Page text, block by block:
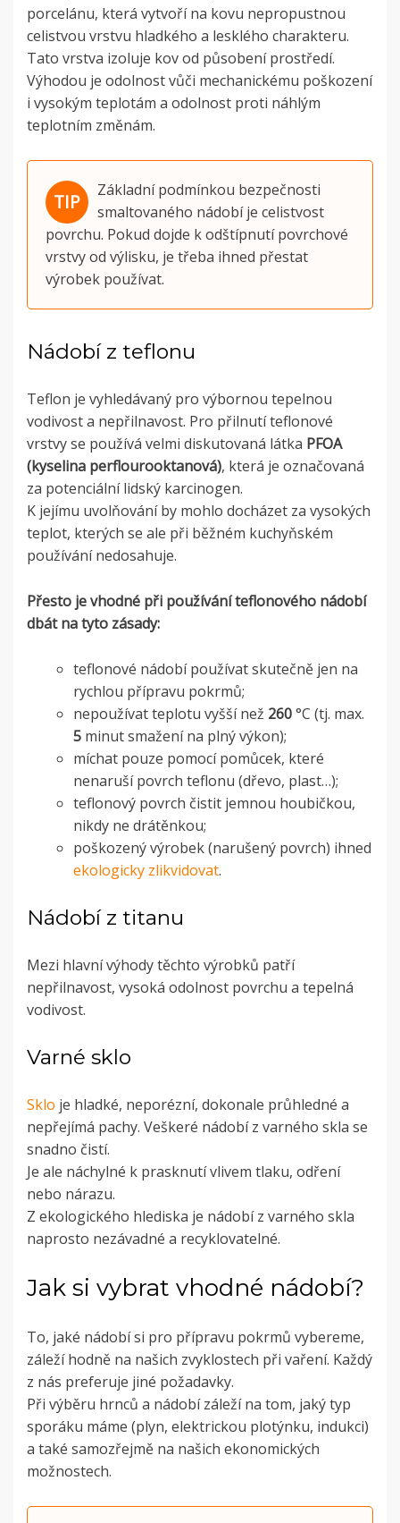
porcelánu, která vytvoří na kovu nepropustnou
celistvou vrstvu hladkého a lesklého charakteru.
Tato vrstva izoluje kov od působení prostředí.
Výhodou je odolnost vůči mechanickému poškození
i vysokým teplotám a odolnost proti náhlým
teplotním změnám.
Základní podmínkou bezpečnosti
smaltovaného nádobí je celistvost
povrchu. Pokud dojde k odštípnutí povrchové
vrstvy od výlisku, je třeba ihned přestat
výrobek používat.
Nádobí z teflonu
Teflon je vyhledávaný pro výbornou tepelnou
vodivost a nepřilnavost. Pro přilnutí teflonové
vrstvy se používá velmi diskutovaná látka PFOA
(kyselina perflourooktanová), která je označovaná
za potenciální lidský karcinogen.
K jejímu uvolňování by mohlo docházet za vysokých
teplot, kterých se ale při běžném kuchyňském
používání nedosahuje.
Přesto je vhodné při používání teflonového nádobí
dbát na tyto zásady:
teflonové nádobí používat skutečně jen na
rychlou přípravu pokrmů;
nepoužívat teplotu vyšší než 260°C (tj. max.
5 minut smažení na plný výkon);
míchat pouze pomocí pomůcek, které
nenaruší povrch teflonu (dřevo, plast…);
teflonový povrch čistit jemnou houbičkou,
nikdy ne drátěnkou;
poškozený výrobek (narušený povrch) ihned
ekologicky zlikvidovat.
Nádobí z titanu
Mezi hlavní výhody těchto výrobků patří
nepřilnavost, vysoká odolnost povrchu a tepelná
vodivost.
Varné sklo
Sklo je hladké, neporézní, dokonale průhledné a
nepřejímá pachy. Veškeré nádobí z varného skla se
snadno čistí.
Je ale náchylné k prasknutí vlivem tlaku, odření
nebo nárazu.
Z ekologického hlediska je nádobí z varného skla
naprosto nezávadné a recyklovatelné.
Jak si vybrat vhodné nádobí?
To, jaké nádobí si pro přípravu pokrmů vybereme,
záleží hodně na našich zvyklostech při vaření. Každý
z nás preferuje jiné požadavky.
Při výběru hrnců a nádobí záleží na tom, jaký typ
sporáku máme (plyn, elektrickou plotýnku, indukci)
a také samozřejmě na našich ekonomických
možnostech.